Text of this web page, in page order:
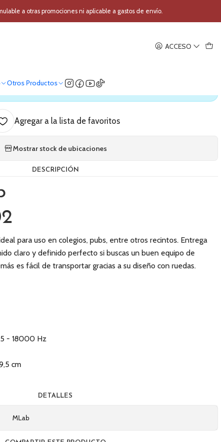
ACCESO
Otros Productos
a otras promociones ni aplicable a gastos de envío.
15'' MLab 7602
pasivo 15'' MLab 7602
nuestro stock
Agregar a la lista de favoritos
Mostrar stock de ubicaciones
DESCRIPCIÓN
para uso en colegios, pubs, entre otros recintos. Entrega
claro y definido perfecto si buscas un buen equipo de
es fácil de transportar gracias a su diseño con ruedas.
- 18000 Hz
cm
DETALLES
MLab